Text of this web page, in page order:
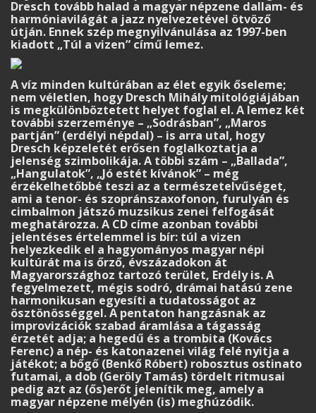
Dresch tovább halad a magyar népzene dallam- és
harmóniavilágát a jazz nyelvezetével ötvöző
útján. Ennek szép megnyilvánulása az 1997-ben
kiadott „Túl a vizen” című lemez.
A víz minden kultúrában az élet egyik őseleme;
nem véletlen, hogy Dresch Mihály mitológiájában
is megkülönböztetett helyet foglal el. A lemez két
további szerzeménye – „Sodrásban”, „Maros
partján” (erdélyi népdal) – is arra utal, hogy
Dresch képzeletét erősen foglalkoztatja a
jelenség szimbolikája. A többi szám – „Ballada”,
„Hangulatok”, „Jó estét kívánok” – még
érzékelhetőbbé teszi az a természetelvűséget,
ami a tenor- és szopránszaxofonon, furulyán és
cimbalmon játszó muzsikus zenei felfogását
meghatározza. A CD címe azonban további
jelentéses értelemmel is bír: túl a vizen
helyezkedik el a hagyományos magyar népi
kultúrát ma is őrző, évszázadokon át
Magyarországhoz tartozó terület, Erdély is. A
fegyelmezett, mégis sodró, drámai hatású zene
harmonikusan egyesíti a tudatosságot az
ösztönösséggel. A pentaton hangzásnak az
improvizációk szabad áramlása a tágasság
érzetét adja; a hegedű és a trombita (Kovács
Ferenc) a nép- és katonazenei világ felé nyitja a
játékot; a bőgő (Benkő Róbert) robosztus ostinato
futamai, a dob (Geröly Tamás) tördelt ritmusai
pedig azt az (ős)erőt jelenítik meg, amely a
magyar népzene mélyén (is) meghúzódik.